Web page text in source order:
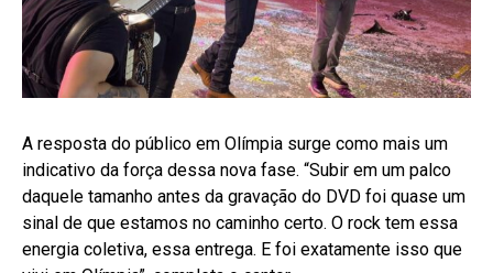
A resposta do público em Olímpia surge como mais um
indicativo da força dessa nova fase. “Subir em um palco
daquele tamanho antes da gravação do DVD foi quase um
sinal de que estamos no caminho certo. O rock tem essa
energia coletiva, essa entrega. E foi exatamente isso que